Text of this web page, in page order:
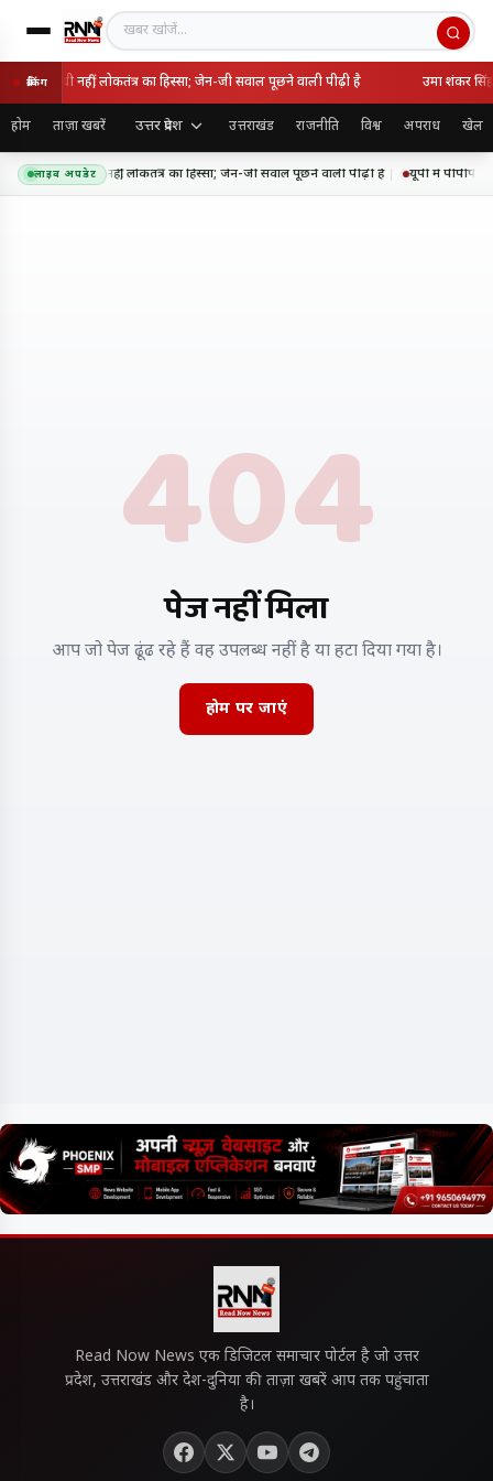
खबर खोजें
ब्रेकिंग नहीं, लोकतंत्र का हिस्सा; जेन-जी सवाल पूछने वाली पीढ़ी है उमा शंकर सिंह
होम ताज़ा खबरें उत्तर प्रदेश उत्तराखंड राजनीति विश्व अपराध खेल
लाइव अपडेट
राष्ट्रविरोधी नहीं, लोकतंत्र का हिस्सा; जेन-जी सवाल पूछने वाली पीढ़ी है यूपी में पीपीपी
404
पेज नहीं मिला
आप जो पेज ढूंढ रहे हैं वह उपलब्ध नहीं है या हटा दिया गया है।
होम पर जाएं
Read Now News एक डिजिटल समाचार पोर्टल है जो उत्तर
प्रदेश, उत्तराखंड और देश-दुनिया की ताज़ा खबरें आप तक पहुंचाता
है।